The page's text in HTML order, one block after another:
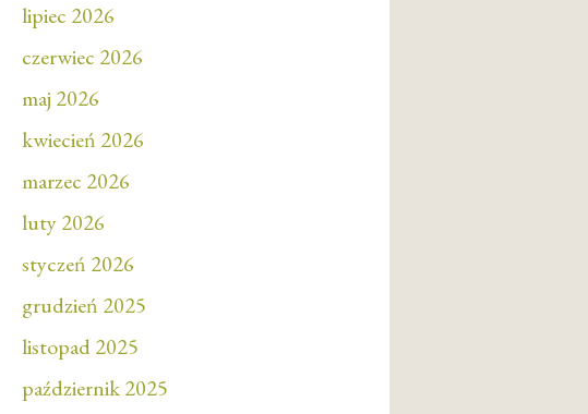
lipiec 2026
czerwiec 2026
maj 2026
kwiecień 2026
marzec 2026
luty 2026
styczeń 2026
grudzień 2025
listopad 2025
październik 2025